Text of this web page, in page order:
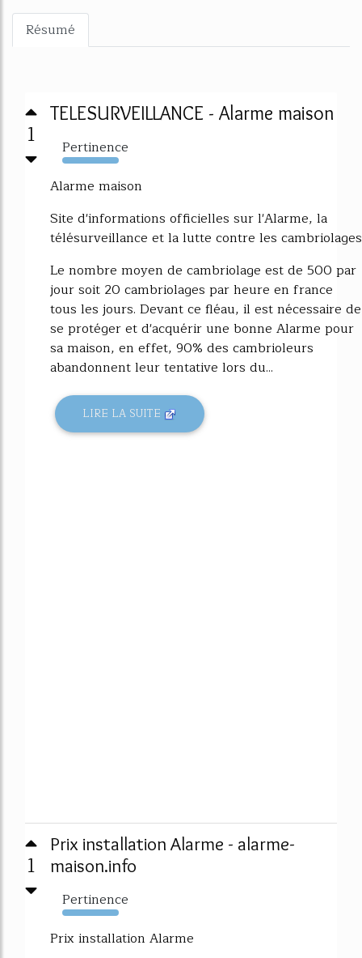
Résumé
1
TELESURVEILLANCE - Alarme maison
Pertinence
25086%
Alarme maison
Site d'informations officielles sur l'Alarme, la
télésurveillance et la lutte contre les cambriolages
Le nombre moyen de cambriolage est de 500 par
jour soit 20 cambriolages par heure en france
tous les jours. Devant ce fléau, il est nécessaire de
se protéger et d'acquérir une bonne Alarme pour
sa maison, en effet, 90% des cambrioleurs
abandonnent leur tentative lors du...
LIRE LA SUITE
1
Prix installation Alarme - alarme-
maison.info
Pertinence
9931%
Prix installation Alarme